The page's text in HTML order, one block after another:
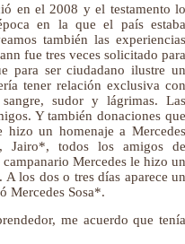
en el 2008 y el testamento lo
en la que el país estaba
también las experiencias
fue tres veces solicitado para
para ser ciudadano ilustre un
tener relación exclusiva con
sudor y lágrimas. Las
Y también donaciones que
un homenaje a Mercedes
Jairo*, todos los amigos de
Mercedes le hizo un
los dos o tres días aparece un
Mercedes Sosa*.
me acuerdo que tenía